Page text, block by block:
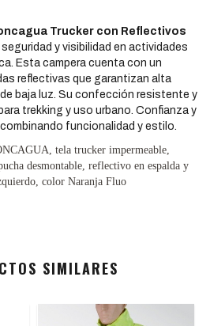
Trucker con Reflectivos
y visibilidad en actividades
Esta campera cuenta con un
reflectivas que garantizan alta
baja luz. Su confección resistente y
trekking y uso urbano. Confianza y
funcionalidad y estilo.
tela trucker impermeable,
desmontable, reflectivo en espalda y
color Naranja Fluo
SIMILARES